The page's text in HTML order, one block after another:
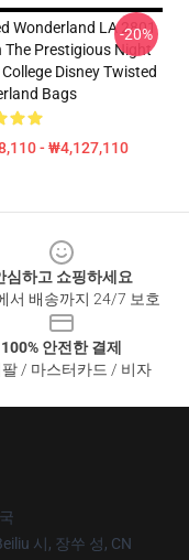
Wonderland LA 2801
The Prestigious Night
Disney Twisted
Bags
- ₩4,127,110
-20%
심하고 쇼핑하세요
서 배송까지 24/7 보호
100% 안전한 결제
/ 마스터카드 / 비자
시, 장쑤 성, CN